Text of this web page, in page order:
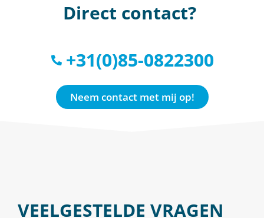
Direct contact?
+31(0)85-0822300
Neem contact met mij op!
VEELGESTELDE VRAGEN